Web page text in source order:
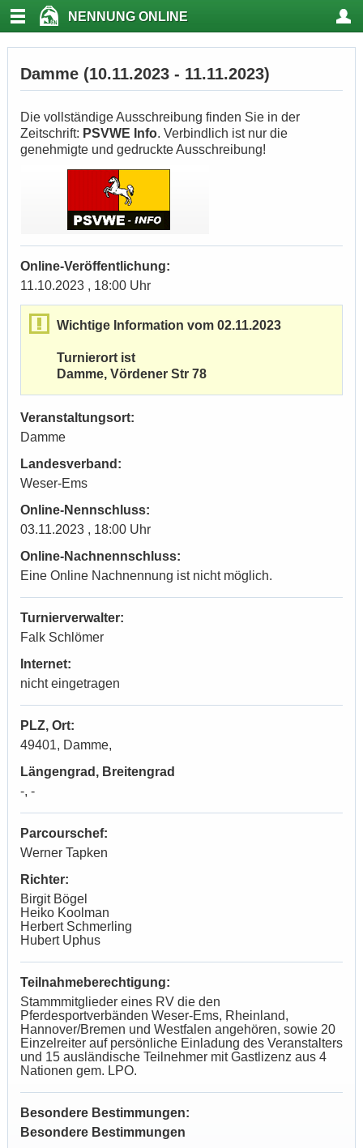
NENNUNG ONLINE
Damme (10.11.2023 - 11.11.2023)
Die vollständige Ausschreibung finden Sie in der
Zeitschrift: PSVWE Info. Verbindlich ist nur die
genehmigte und gedruckte Ausschreibung!
Online-Veröffentlichung:
11.10.2023 , 18:00 Uhr
Wichtige Information vom 02.11.2023
Turnierort ist
Damme, Vördener Str 78
Veranstaltungsort:
Damme
Landesverband:
Weser-Ems
Online-Nennschluss:
03.11.2023 , 18:00 Uhr
Online-Nachnennschluss:
Eine Online Nachnennung ist nicht möglich.
Turnierverwalter:
Falk Schlömer
Internet:
nicht eingetragen
PLZ, Ort:
49401, Damme,
Längengrad, Breitengrad
-, -
Parcourschef:
Werner Tapken
Richter:
Birgit Bögel
Heiko Koolman
Herbert Schmerling
Hubert Uphus
Teilnahmeberechtigung:
Stammmitglieder eines RV die den
Pferdesportverbänden Weser-Ems, Rheinland,
Hannover/Bremen und Westfalen angehören, sowie 20
Einzelreiter auf persönliche Einladung des Veranstalters
und 15 ausländische Teilnehmer mit Gastlizenz aus 4
Nationen gem. LPO.
Besondere Bestimmungen:
Besondere Bestimmungen